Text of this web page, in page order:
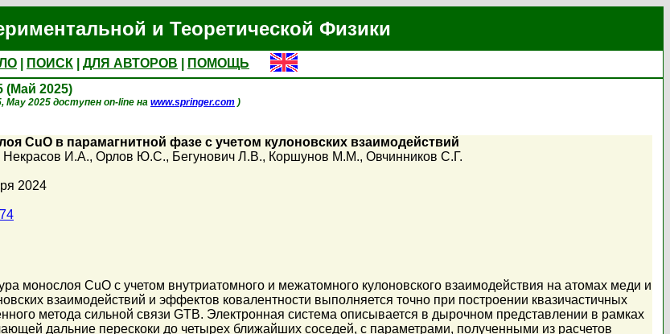
и Теоретической Физики
ПОИСК ДЛЯ АВТОРОВ
ПОМОЩЬ
(Май 2025)
May 2025 доступен on-line на www.springer.com )
CuO в парамагнитной фазе с учетом кулоновских взаимодействий
Некрасов И.А., Орлов Ю.С., Бегунович Л.В., Коршунов М.М., Овчинников С.Г.
2024
монослоя CuO с учетом внутриатомного и межатомного кулоновского взаимодействия на атомах меди и
взаимодействий и эффектов ковалентности выполняется точно при построении квазичастичных
метода сильной связи GTB. Электронная система описывается в дырочном представлении в рамках
дальние перескоки до четырех ближайших соседей, с параметрами, полученными из расчетов